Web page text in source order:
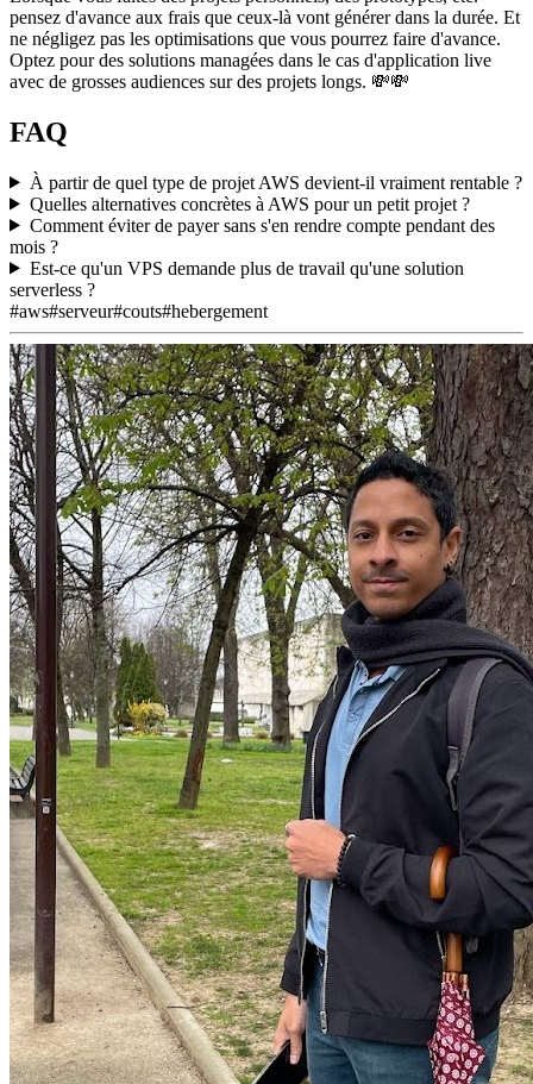
pensez d'avance aux frais que ceux-là vont générer dans la durée. Et
ne négligez pas les optimisations que vous pourrez faire d'avance.
Optez pour des solutions managées dans le cas d'application live
avec de grosses audiences sur des projets longs. 💸💸
FAQ
À partir de quel type de projet AWS devient-il vraiment rentable ?
Quelles alternatives concrètes à AWS pour un petit projet ?
Comment éviter de payer sans s'en rendre compte pendant des
mois ?
Est-ce qu'un VPS demande plus de travail qu'une solution
serverless ?
#aws#serveur#couts#hebergement